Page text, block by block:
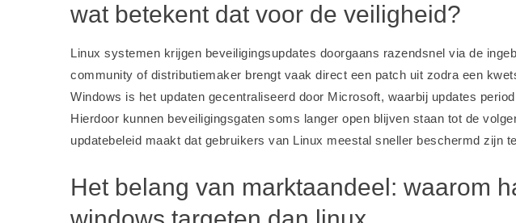
wat betekent dat voor de veiligheid?
Linux systemen krijgen beveiligingsupdates doorgaans razendsnel via de
community of distributiemaker brengt vaak direct een patch uit zodra een
Windows is het updaten gecentraliseerd door Microsoft, waarbij updates
Hierdoor kunnen beveiligingsgaten soms langer open blijven staan tot de
updatebeleid maakt dat gebruikers van Linux meestal sneller beschermd zijn
Het belang van marktaandeel: waarom